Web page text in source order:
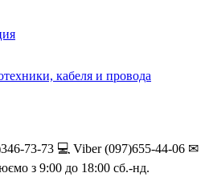
73-73 💻 Viber (097)655-44-06 ✉
з 9:00 до 18:00 сб.-нд.